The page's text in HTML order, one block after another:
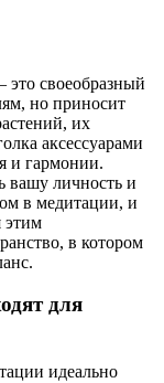
это своеобразный
но приносит
их
аксессуарами
и гармонии.
вашу личность и
в медитации, и
этим
в котором
для
идеально